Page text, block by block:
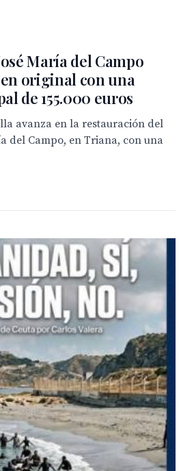
María del Campo
original con una
de 155.000 euros
avanza en la restauración del
del Campo, en Triana, con una